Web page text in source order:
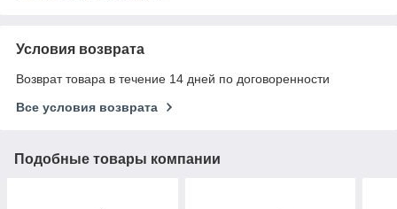
Условия возврата
Возврат товара в течение 14 дней по договоренности
Все условия возврата
Подобные товары компании